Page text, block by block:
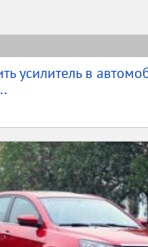
усилитель в